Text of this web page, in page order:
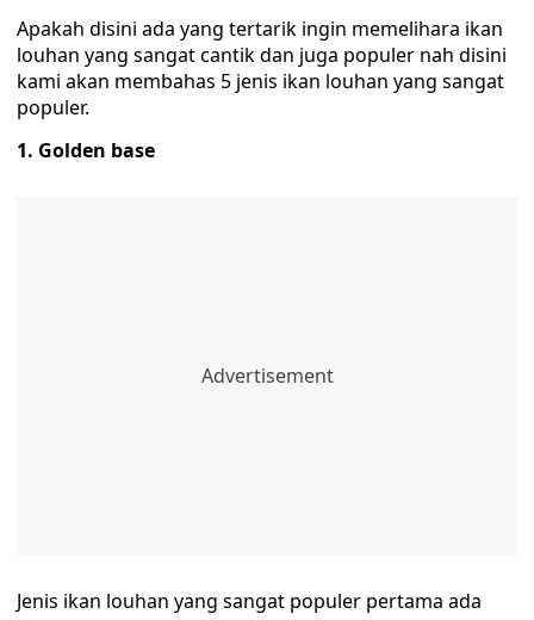
Apakah disini ada yang tertarik ingin memelihara ikan
louhan yang sangat cantik dan juga populer nah disini
kami akan membahas 5 jenis ikan louhan yang sangat
populer.
1. Golden base
Jenis ikan louhan yang sangat populer pertama ada